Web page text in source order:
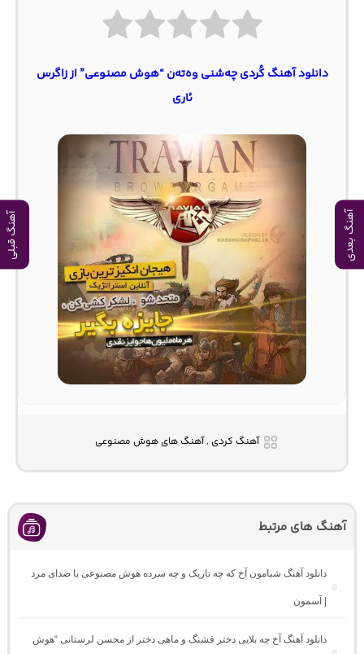
آهنگ بعدی آهنگ قبلی
دانلود آهنگ کُردی چەشنی وەتەن “هوش مصنوعی” از زاگرس
ئاری
آهنگ کردی , آهنگ های هوش مصنوعی
آهنگ های مرتبط
دانلود آهنگ شبامون آخ که چه تاریک و چه سرده هوش مصنوعی با صدای مرد
| آسمون
دانلود آهنگ آخ چه بلایی دختر قشنگ و ماهی دختر از محسن لرستانی “هوش